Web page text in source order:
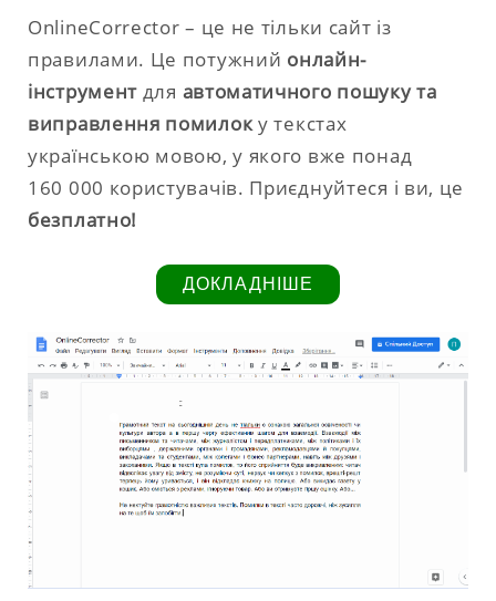
OnlineCorrector – це не тільки сайт із
правилами. Це потужний онлайн-
інструмент для автоматичного пошуку та
виправлення помилоку текстах
українською мовою, у якого вже понад
160 000 користувачів. Приєднуйтеся і ви, це
безплатно!
ДОКЛАДНІШЕ